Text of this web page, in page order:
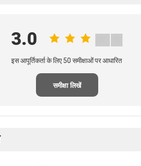
3.0
इस आपूर्तिकर्ता के लिए 50 समीक्षाओं पर आधारित
समीक्षा लिखें